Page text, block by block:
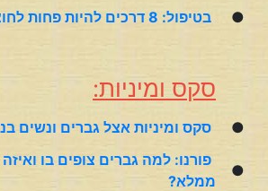
●
בטיפול: 8 דרכים להיות פחות לחוצים בזוגיות ובכלל
סקס ומיניות:
● סקס ומיניות אצל גברים ונשים
●
פורנו: למה גברים צופים בו
ממלא?